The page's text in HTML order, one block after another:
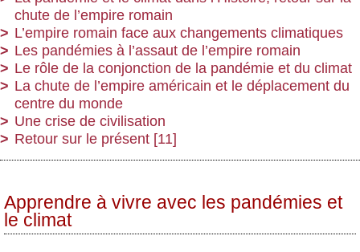
chute de l’empire romain
L’empire romain face aux changements climatiques
Les pandémies à l’assaut de l’empire romain
Le rôle de la conjonction de la pandémie et du climat
La chute de l’empire américain et le déplacement du
centre du monde
Une crise de civilisation
Retour sur le présent [11]
Apprendre à vivre avec les pandémies et
le climat